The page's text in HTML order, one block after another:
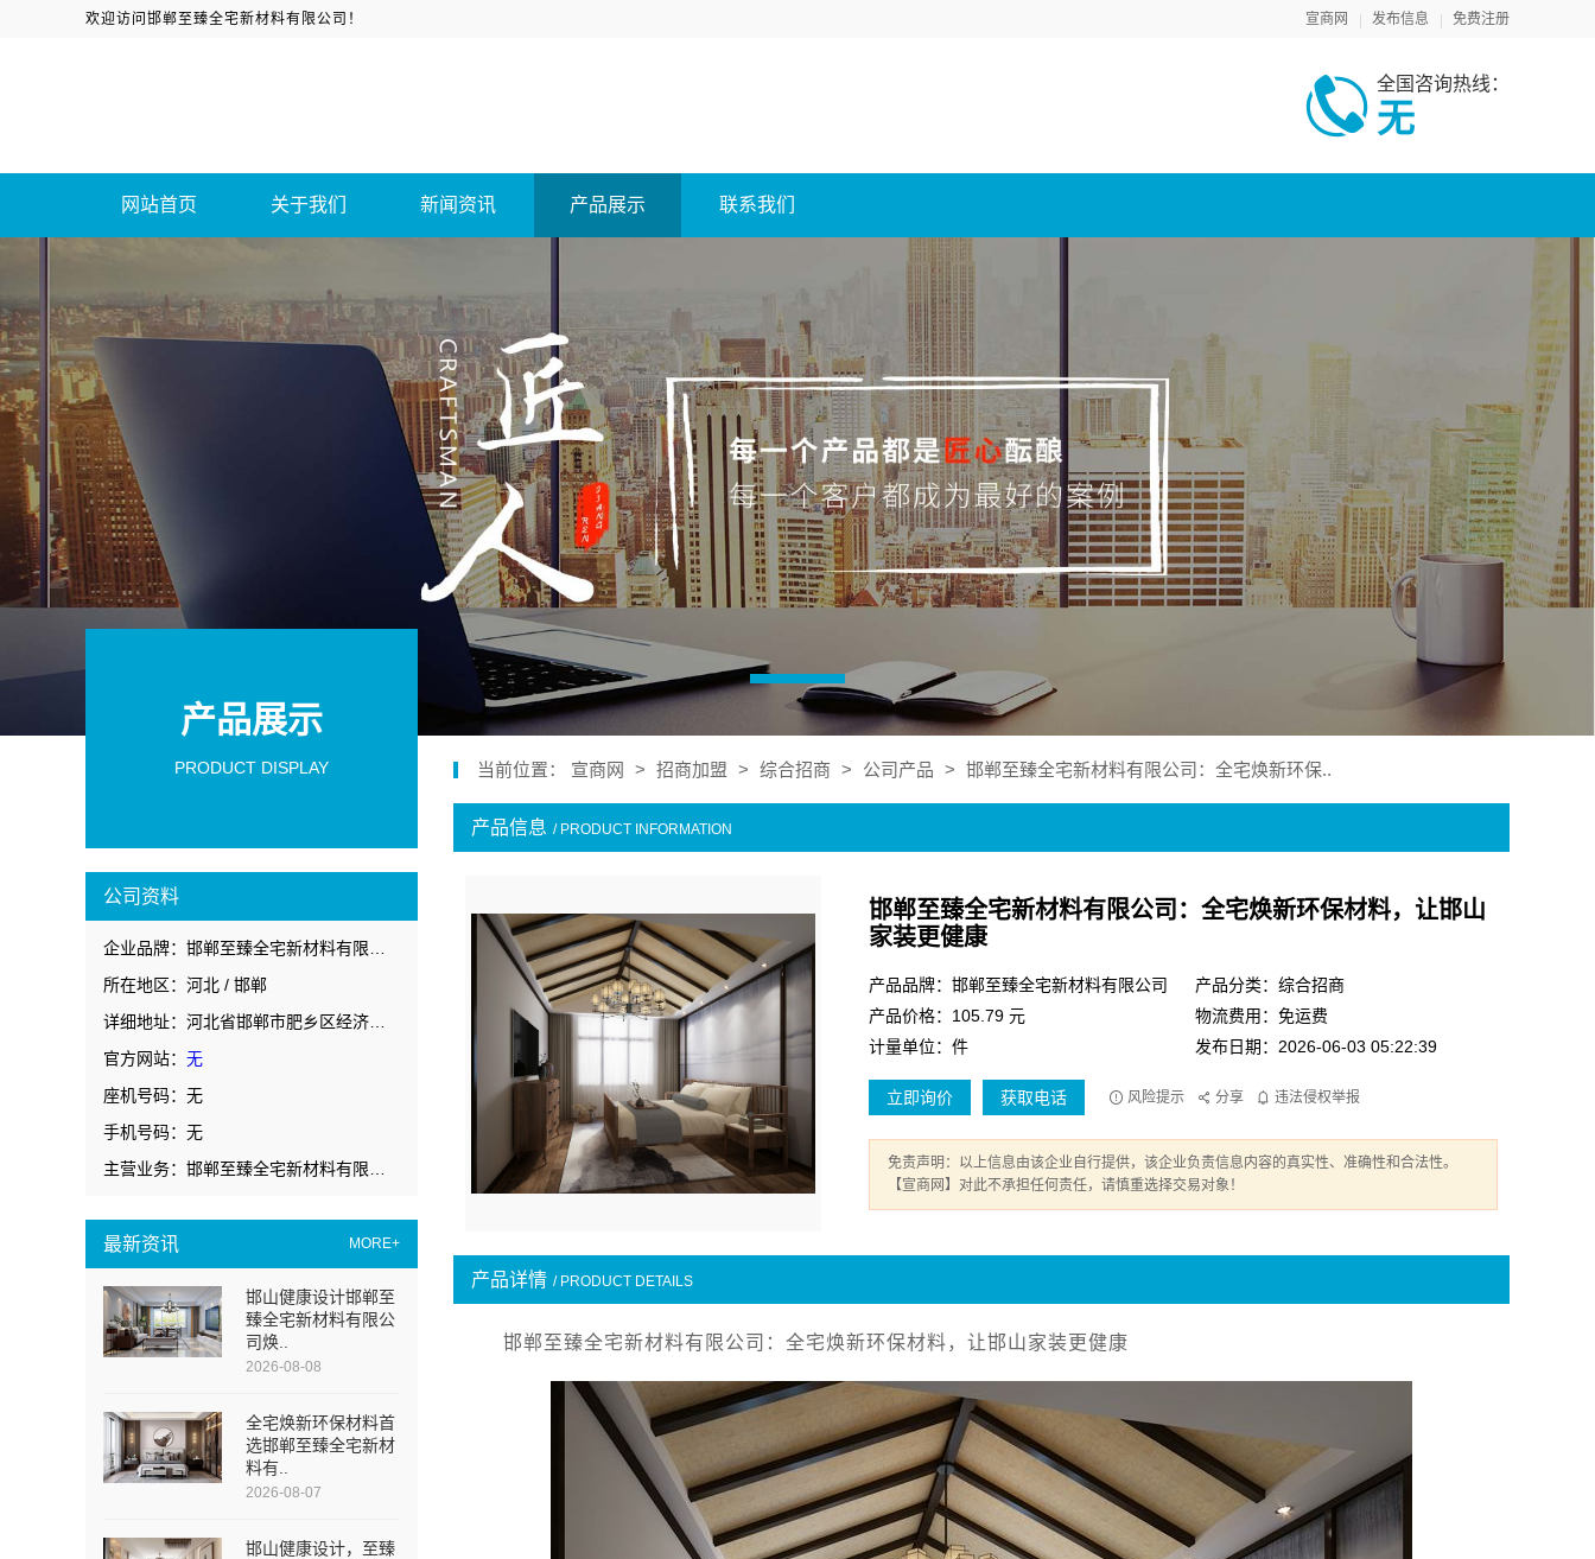
欢迎访问邯郸至臻全宅新材料有限公司！ 宣商网 发布信息 免费注册
全国咨询热线：
无
网站首页 关于我们 新闻资讯 产品展示 联系我们
产品展示
PRODUCT DISPLAY
公司资料
所在地区：河北 / 邯郸
官方网站： 无
座机号码：无
手机号码：无
最新资讯 MORE+
邯山健康设计邯郸至
臻全宅新材料有限公
司焕..
2026-08-08
全宅焕新环保材料首
选邯郸至臻全宅新材
料有..
2026-08-07
邯山健康设计，至臻
当前位置： 宣商网 > 招商加盟 > 综合招商 > 公司产品 > 邯郸至臻全宅新材料有限公司：全宅焕新环保..
产品信息 / PRODUCT INFORMATION
邯郸至臻全宅新材料有限公司：全宅焕新环保材料，让邯山
家装更健康
产品品牌：邯郸至臻全宅新材料有限公司
产品分类：综合招商
产品价格：105.79 元
物流费用：免运费
计量单位：件
发布日期：2026-06-03 05:22:39
立即询价 获取电话 风险提示 分享 违法侵权举报
免责声明：以上信息由该企业自行提供，该企业负责信息内容的真实性、准确性和合法性。
【宣商网】对此不承担任何责任，请慎重选择交易对象！
产品详情 / PRODUCT DETAILS
邯郸至臻全宅新材料有限公司：全宅焕新环保材料，让邯山家装更健康